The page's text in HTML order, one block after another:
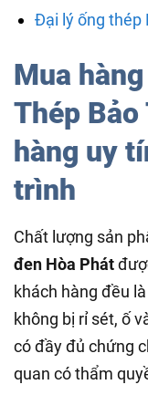
Đại lý ống thép
Mua
Thép
hàng uy
trình
Chất lượng sản
đen Hòa Phát
khách hàng đều
không bị rỉ sét, ố
có đầy đủ chứng
quan có thẩm